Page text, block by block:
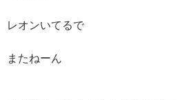
レオンいてるで
またねーん